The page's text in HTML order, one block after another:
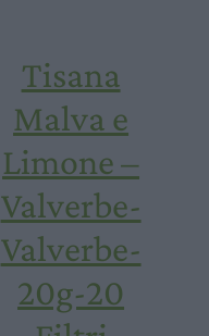
Tisana
Malva e
Limone –
Valverbe-
Valverbe-
20g-20